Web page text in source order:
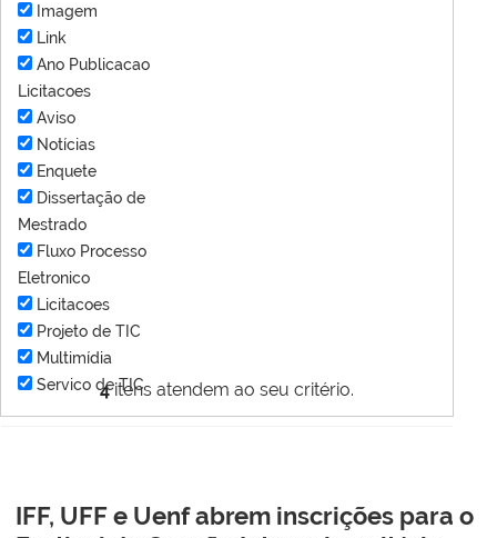
4itens atendem ao seu critério.
Imagem
Link
Ano Publicacao
Licitacoes
Aviso
Notícias
Enquete
Dissertação de
Mestrado
Fluxo Processo
Eletronico
Licitacoes
Projeto de TIC
Multimídia
Servico de TIC
IFF, UFF e Uenf abrem inscrições para o